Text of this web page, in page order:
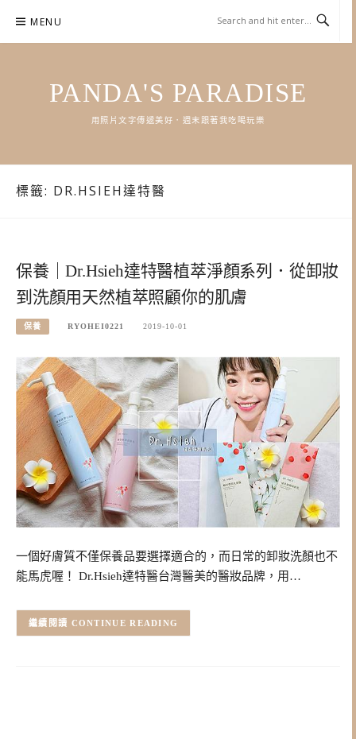
content
MENU
PANDA'S PARADISE
用照片文字傳遞美好．週末跟著我吃喝玩樂
標籤: DR.HSIEH達特醫
保養｜Dr.Hsieh達特醫植萃淨顏系列．從卸妝
到洗顏用天然植萃照顧你的肌膚
保養 RYOHEI0221 2019-10-01
一個好膚質不僅保養品要選擇適合的，而日常的卸妝洗顏也不
能馬虎喔！ Dr.Hsieh達特醫台灣醫美的醫妝品牌，用…
CONTINUE READING